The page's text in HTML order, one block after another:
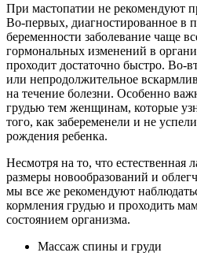
При мастопатии не рекомендуют
Во-первых, диагностированное в
беременности заболевание чаще
гормональных изменений в
проходит достаточно быстро. Во-
или непродолжительное
на течение болезни. Особенно
грудью тем женщинам, которые
того, как забеременели и не
рождения ребенка.
Несмотря на то, что естественная
размеры новообразований и
мы все же рекомендуют
кормления грудью и проходить
состоянием организма.
Массаж спины и груди